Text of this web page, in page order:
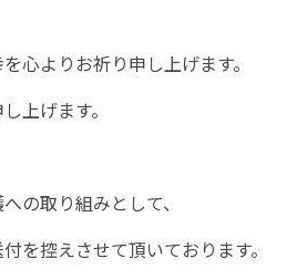
イベント情報
00〜19：00 定休日／水曜日
お問い合わせ
心よりお祈り申し上げます。
上げます。
の取り組みとして、
を控えさせて頂いております。